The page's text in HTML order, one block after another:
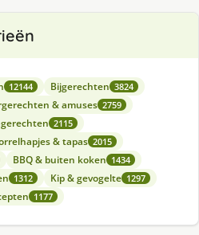
12144 Bijgerechten 3824
& amuses 2759
2115
& tapas 2015
BBQ & buiten koken 1434
1312 Kip & gevogelte 1297
1177